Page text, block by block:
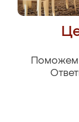
Поможем